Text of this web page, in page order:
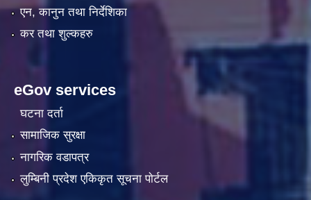
एन, कानुन तथा निर्देशिका
कर तथा शुल्कहरु
eGov services
घटना दर्ता
सामाजिक सुरक्षा
नागरिक वडापत्र
लुम्बिनी प्रदेश एकिकृत सूचना पाेर्टल